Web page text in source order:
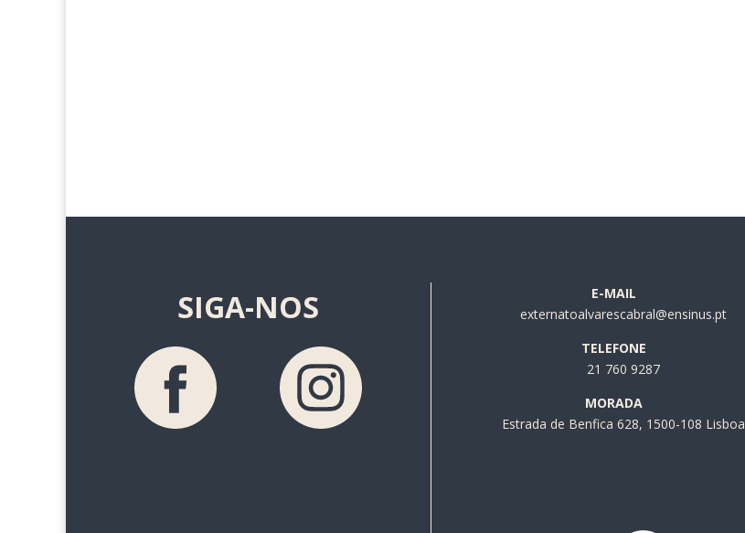
SIGA-NOS
E-MAIL
externatoalvarescabral@ensinus.pt
TELEFONE
21 760 9287
MORADA
Estrada de Benfica 628, 1500-108 Lisboa